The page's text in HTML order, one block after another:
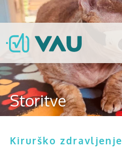
Storitve
Kirurško zdravljenje